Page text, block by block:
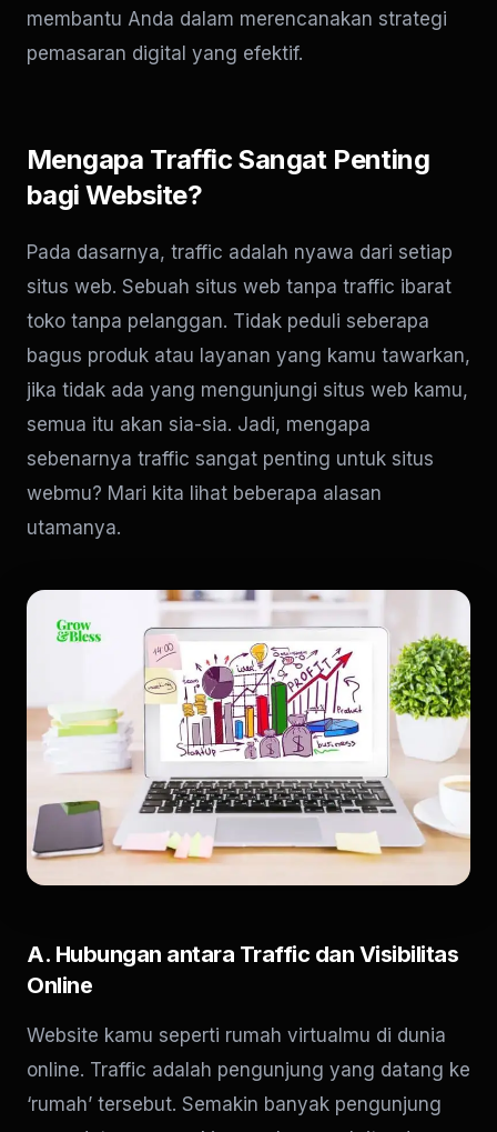
membantu Anda dalam merencanakan strategi
pemasaran digital yang efektif.
Mengapa Traffic Sangat Penting
bagi Website?
Pada dasarnya, traffic adalah nyawa dari setiap
situs web. Sebuah situs web tanpa traffic ibarat
toko tanpa pelanggan. Tidak peduli seberapa
bagus produk atau layanan yang kamu tawarkan,
jika tidak ada yang mengunjungi situs web kamu,
semua itu akan sia-sia. Jadi, mengapa
sebenarnya traffic sangat penting untuk situs
webmu? Mari kita lihat beberapa alasan
utamanya.
A. Hubungan antara Traffic dan Visibilitas
Online
Website kamu seperti rumah virtualmu di dunia
online. Traffic adalah pengunjung yang datang ke
‘rumah’ tersebut. Semakin banyak pengunjung